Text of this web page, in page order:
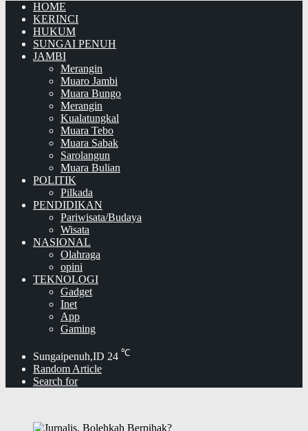
HOME
KERINCI
HUKUM
SUNGAI PENUH
JAMBI
Merangin
Muaro Jambi
Muara Bungo
Merangin
Kualatungkal
Muara Tebo
Muara Sabak
Sarolangun
Muara Bulian
POLITIK
Pilkada
PENDIDIKAN
Pariwisata/Budaya
Wisata
NASIONAL
Olahraga
opini
TEKNOLOGI
Gadget
Inet
App
Gaming
Sungaipenuh,ID 24 ℃
Random Article
Search for